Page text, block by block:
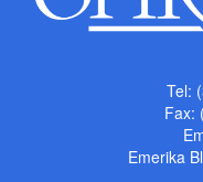
Tel:
Fax:
Emerika